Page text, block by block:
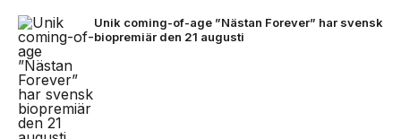
Unik coming-of-age ”Nästan Forever” har svensk
biopremiär den 21 augusti